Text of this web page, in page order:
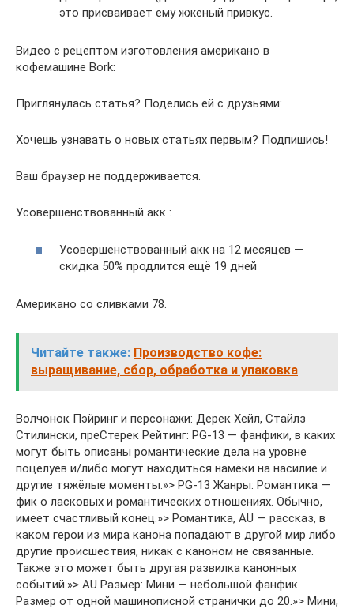
это присваивает ему жженый привкус.
Видео с рецептом изготовления американо в
кофемашине Bork:
Приглянулась статья? Поделись ей с друзьями:
Хочешь узнавать о новых статьях первым? Подпишись!
Ваш браузер не поддерживается.
Усовершенствованный акк :
Усовершенствованный акк на 12 месяцев —
скидка 50% продлится ещё 19 дней
Американо со сливками 78.
Читайте также: Производство кофе:
выращивание, сбор, обработка и упаковка
Волчонок Пэйринг и персонажи: Дерек Хейл, Стайлз
Стилински, преСтерек Рейтинг: PG-13 — фанфики, в каких
могут быть описаны романтические дела на уровне
поцелуев и/либо могут находиться намёки на насилие и
другие тяжёлые моменты.»> PG-13 Жанры: Романтика —
фик о ласковых и романтических отношениях. Обычно,
имеет счастливый конец.»> Романтика, AU — рассказ, в
каком герои из мира канона попадают в другой мир либо
другие происшествия, никак с каноном не связанные.
Также это может быть другая развилка канонных
событий.»> AU Размер: Мини — небольшой фанфик.
Размер от одной машинописной странички до 20.»> Мини,